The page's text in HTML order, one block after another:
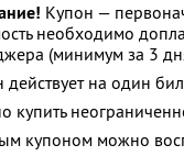
Купон —
необходимо
(минимум за 3
действует на один
купить
купоном можно